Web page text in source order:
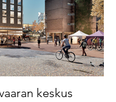
keskus